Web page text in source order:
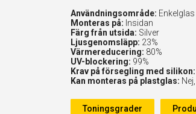
Användningsområde: Enkelglas
Monteras på: Insidan
Färg från utsida: Silver
Ljusgenomsläpp: 23%
Värmereducering: 80%
UV-blockering: 99%
Krav på försegling med silikon:
Kan monteras på plastglas:
Toningsgrader